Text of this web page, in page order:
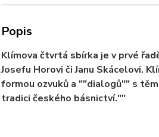
Popis
Klímova čtvrtá sbírka je v prvé
Josefu Horovi či Janu Skácelovi.
formou ozvuků a ""dialogů"" s
tradici českého básnictví.""